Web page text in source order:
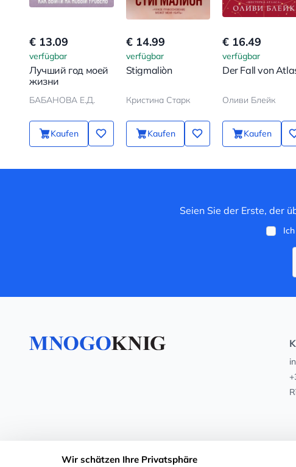
€ 13.09
verfügbar
Лучший год моей
жизни
БАБАНОВА Е.Д.
Kaufen
€ 14.99
verfügbar
Stigmaliòn
Кристина Старк
Kaufen
€ 16.49
verfügbar
Der Fall von
Оливи Блейк
Kaufen
Seien Sie der Erste, der
Wir schätzen Ihre Privatsphäre